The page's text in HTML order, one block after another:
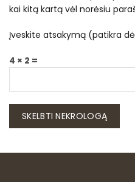
kai kitą kartą vėl norėsiu
Įveskite atsakymą (patikra
4 × 2 =